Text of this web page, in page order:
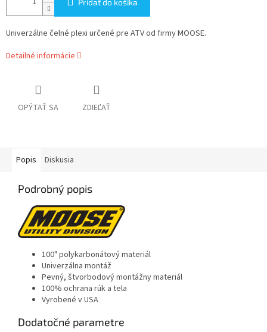
Pridať do košíka
Univerzálne čelné plexi určené pre ATV od firmy MOOSE.
Detailné informácie
OPÝTAŤ SA ZDIEĽAŤ
Popis Diskusia
Podrobný popis
100" polykarbonátový materiál
Univerzálna montáž
Pevný, štvorbodový montážny materiál
100% ochrana rúk a tela
Vyrobené v USA
Dodatočné parametre